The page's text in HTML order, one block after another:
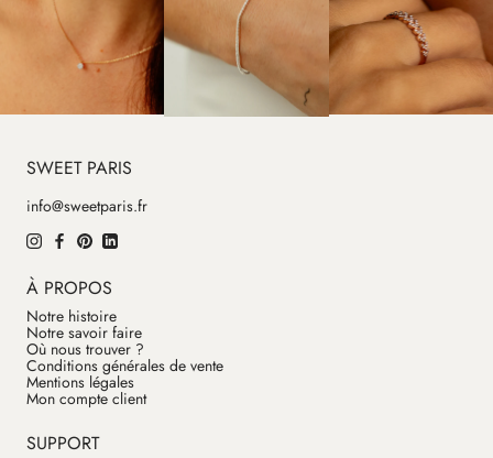
SWEET PARIS
info@sweetparis.fr
À PROPOS
Notre histoire
Notre savoir faire
Où nous trouver ?
Conditions générales de vente
Mentions légales
Mon compte client
SUPPORT